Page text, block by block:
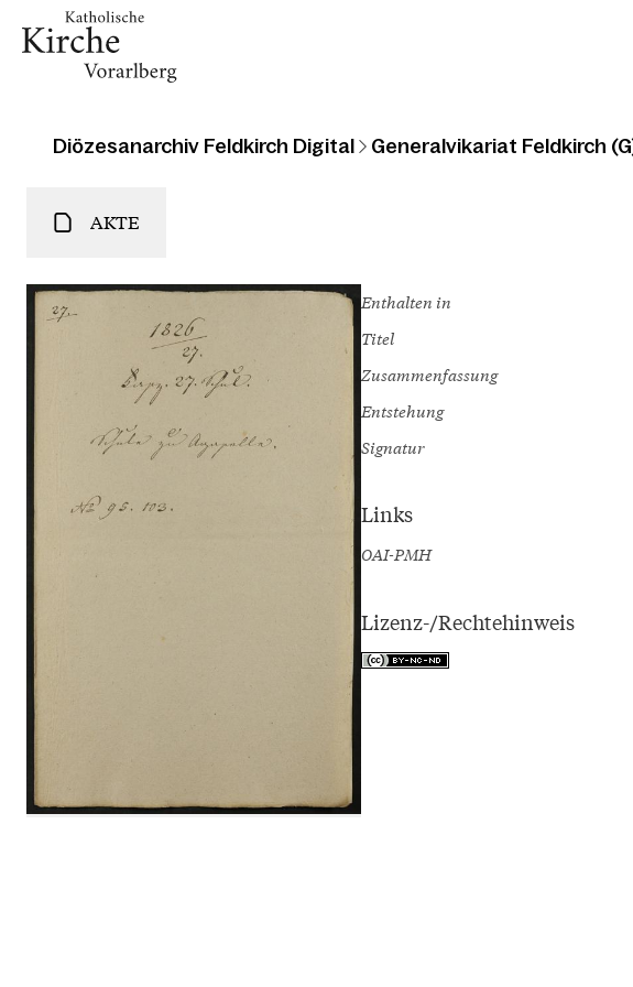
Diözesanarchiv Feldkirch Digital Generalvikariat Feldkirch
AKTE
Enthalten in
Titel
Zusammenfassung
Entstehung
Signatur
Links
OAI-PMH
Lizenz-/Rechtehinweis